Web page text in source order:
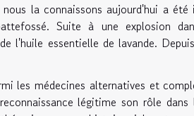
la connaissons aujourd'hui a
Suite à une explosion
l'huile essentielle de lavande.
les médecines alternatives et
légitime son rôle